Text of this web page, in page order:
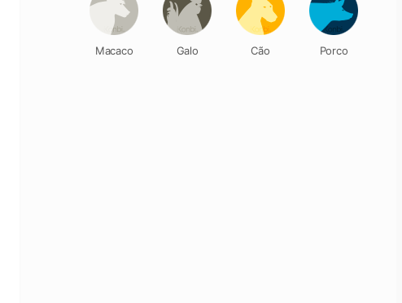
Macaco Galo Cão Porco